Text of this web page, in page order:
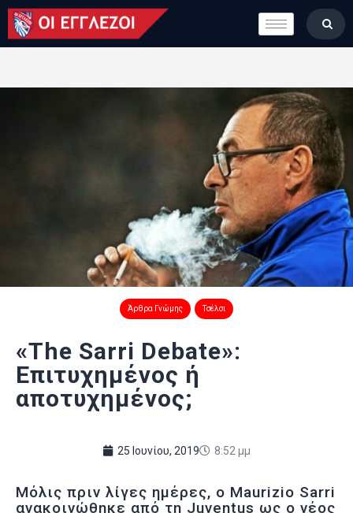
LONDON CALLING
ΚΑΤΗΓΟΡΙΕΣ
Άρθρα Γνώμης Τσέλσι
«The Sarri Debate»:
Επιτυχημένος ή
αποτυχημένος;
25 Ιουνίου, 2019 8:52 μμ
Μόλις πριν λίγες ημέρες, ο Maurizio Sarri
ανακοινώθηκε από τη Juventus ως ο νέος